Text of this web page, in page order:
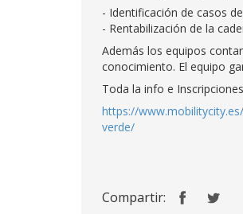
- Identificación de casos
- Rentabilización de la
Además los equipos
conocimiento. El equipo
Toda la info e
https://
verde/
Compartir: